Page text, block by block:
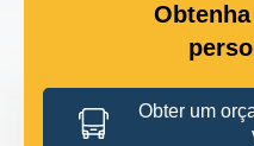
Obter um